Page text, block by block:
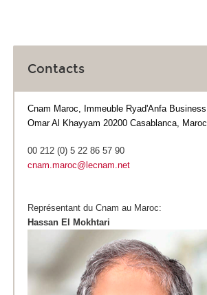
Contacts
Cnam Maroc, Immeuble Ryad'Anfa
Omar Al Khayyam 20200 Casablanca, Maroc
00 212 (0) 5 22 86 57 90
cnam.maroc@lecnam.net
Représentant du Cnam au Maroc:
Hassan El Mokhtari